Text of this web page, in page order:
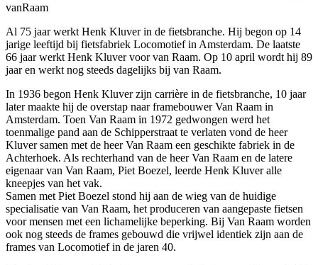
vanRaam
Al 75 jaar werkt Henk Kluver in de fietsbranche. Hij begon op 14
jarige leeftijd bij fietsfabriek Locomotief in Amsterdam. De laatste
66 jaar werkt Henk Kluver voor van Raam. Op 10 april wordt hij 89
jaar en werkt nog steeds dagelijks bij van Raam.
In 1936 begon Henk Kluver zijn carrière in de fietsbranche, 10 jaar
later maakte hij de overstap naar framebouwer Van Raam in
Amsterdam. Toen Van Raam in 1972 gedwongen werd het
toenmalige pand aan de Schipperstraat te verlaten vond de heer
Kluver samen met de heer Van Raam een geschikte fabriek in de
Achterhoek. Als rechterhand van de heer Van Raam en de latere
eigenaar van Van Raam, Piet Boezel, leerde Henk Kluver alle
kneepjes van het vak.
Samen met Piet Boezel stond hij aan de wieg van de huidige
specialisatie van Van Raam, het produceren van aangepaste fietsen
voor mensen met een lichamelijke beperking. Bij Van Raam worden
ook nog steeds de frames gebouwd die vrijwel identiek zijn aan de
frames van Locomotief in de jaren 40.